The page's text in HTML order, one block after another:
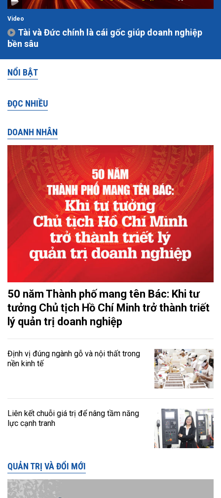
Video
Tài và Đức chính là cái gốc giúp doanh nghiệp
bền sâu
NỔI BẬT
ĐỌC NHIỀU
DOANH NHÂN
50 năm Thành phố mang tên Bác: Khi tư
tưởng Chủ tịch Hồ Chí Minh trở thành triết
lý quản trị doanh nghiệp
Định vị đúng ngành gỗ và nội thất trong
nền kinh tế
Liên kết chuỗi giá trị để nâng tầm năng
lực cạnh tranh
QUẢN TRỊ VÀ ĐỔI MỚI